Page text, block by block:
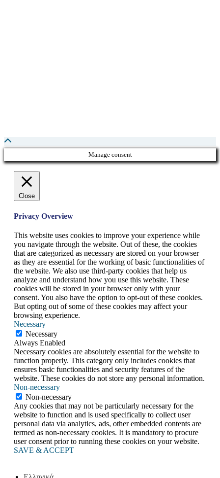
Manage consent
Close
Privacy Overview
This website uses cookies to improve your experience while
you navigate through the website. Out of these, the cookies
that are categorized as necessary are stored on your browser
as they are essential for the working of basic functionalities of
the website. We also use third-party cookies that help us
analyze and understand how you use this website. These
cookies will be stored in your browser only with your
consent. You also have the option to opt-out of these cookies.
But opting out of some of these cookies may affect your
browsing experience.
Necessary
Necessary
Always Enabled
Necessary cookies are absolutely essential for the website to
function properly. This category only includes cookies that
ensures basic functionalities and security features of the
website. These cookies do not store any personal information.
Non-necessary
Non-necessary
Any cookies that may not be particularly necessary for the
website to function and is used specifically to collect user
personal data via analytics, ads, other embedded contents are
termed as non-necessary cookies. It is mandatory to procure
user consent prior to running these cookies on your website.
SAVE & ACCEPT